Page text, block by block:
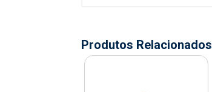
Produtos Relacionados